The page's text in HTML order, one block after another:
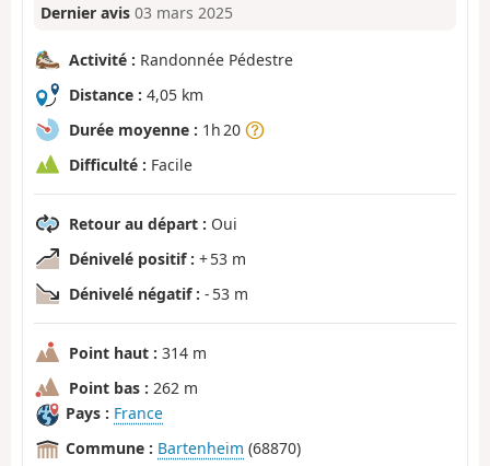
Dernier avis 03 mars 2025
Activité : Randonnée Pédestre
Distance : 4,05 km
Durée moyenne : 1h 20
Difficulté : Facile
Retour au départ : Oui
Dénivelé positif : + 53 m
Dénivelé négatif : - 53 m
Point haut : 314 m
Point bas : 262 m
Pays : France
Commune : Bartenheim (68870)